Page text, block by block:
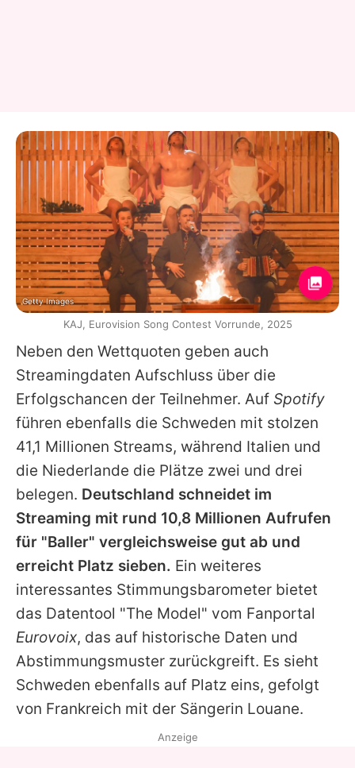
Neben den Wettquoten geben auch
Streamingdaten Aufschluss über die
Erfolgschancen der Teilnehmer. Auf Spotify
führen ebenfalls die Schweden mit stolzen
41,1 Millionen Streams, während Italien und
die Niederlande die Plätze zwei und drei
belegen. Deutschland schneidet im
Streaming mit rund 10,8 Millionen Aufrufen
für "Baller" vergleichsweise gut ab und
erreicht Platz sieben. Ein weiteres
interessantes Stimmungsbarometer bietet
das Datentool "The Model" vom Fanportal
Eurovoix, das auf historische Daten und
Abstimmungsmuster zurückgreift. Es sieht
Schweden ebenfalls auf Platz eins, gefolgt
von Frankreich mit der Sängerin Louane.
Getty Images
KAJ, Eurovision Song Contest Vorrunde, 2025
Anzeige